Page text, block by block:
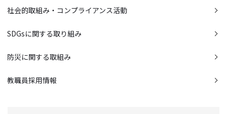
社会的取組み・コンプライアンス活動
SDGsに関する取り組み
防災に関する取組み
教職員採用情報